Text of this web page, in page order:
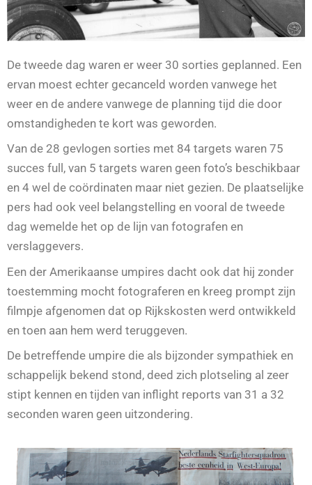
De tweede dag waren er weer 30 sorties geplanned. Een
ervan moest echter gecanceld worden vanwege het
weer en de andere vanwege de planning tijd die door
omstandigheden te kort was geworden.
Van de 28 gevlogen sorties met 84 targets waren 75
succes full, van 5 targets waren geen foto’s beschikbaar
en 4 wel de coördinaten maar niet gezien. De plaatselijke
pers had ook veel belangstelling en vooral de tweede
dag wemelde het op de lijn van fotografen en
verslaggevers.
Een der Amerikaanse umpires dacht ook dat hij zonder
toestemming mocht fotograferen en kreeg prompt zijn
filmpje afgenomen dat op Rijkskosten werd ontwikkeld
en toen aan hem werd teruggeven.
De betreffende umpire die als bijzonder sympathiek en
schappelijk bekend stond, deed zich plotseling al zeer
stipt kennen en tijden van inflight reports van 31 a 32
seconden waren geen uitzondering.